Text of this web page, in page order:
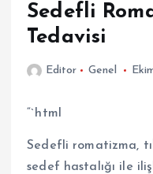
Sedefli
Tedavisi
Editor Genel
“`html
Sedefli romatizma,
sedef hastalığı ile